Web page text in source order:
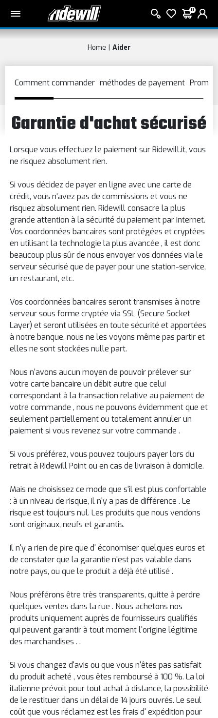
0
Home Aider
Garantie d'achat sécurisé
Lorsque vous effectuez le paiement sur Ridewill.it, vous
ne risquez absolument rien.
Si vous décidez de payer en ligne avec une carte de
crédit, vous n'avez pas de commissions et vous ne
risquez absolument rien. Ridewillconsacre la plus
grande attention à la sécurité du paiement parInternet.
Vos coordonnées bancaires sont protégées etcryptées
en utilisant la technologie la plus avancée , il est donc
beaucoup plus sûr de nous envoyer vos données via le
serveur sécurisé que de payer pour une station-service,
un restaurant, etc.
Vos coordonnées bancaires seront transmises à notre
serveur sous forme cryptée via SSL (Secure Socket
Layer) et serontutilisées en toute sécurité et apportées
à notre banque, nous ne les voyons même pas partir et
elles ne sont stockées nulle part.
Nous n'avons aucun moyen de pouvoir prélever sur
votre carte bancaire un débitautre que celui
correspondant à la transaction relative au paiementde
votre commande , nous ne pouvons évidemmentque et
seulementpartiellement ou totalementannulerun
paiementsi vous revenez survotre commande .
Si vous préférez, vous pouvez toujours payerlors du
retrait à Ridewill Point ou en cas de livraison à domicile.
Mais ne choisissez ce mode que s'il est plus confortable
: à un niveau de risque, il n'y a pas de différence . Le
risque est toujours nul. Les produits que nous vendons
sontoriginaux, neufs et garantis.
Il n'y a rien de pire que d' économiser quelques euros et
de constater que la garantie n'est pas valable dans
notre pays, ou que le produita déjà été utilisé .
Nous préférons être très transparents, quitte à perdre
quelques ventes dans la rue . Nous achetons nos
produits uniquementauprès de fournisseurs qualifiés
qui peuvent garantirà tout momentl'origine légitime
des marchandises . .
Si vous changez d'avis ou que vous n'êtes pas satisfait
du produit acheté , vous êtes remboursé à 100 %. La loi
italienne prévoit pourtout achatà distance, la possibilité
de le restituer dans un délai de 14 jours ouvrés. Le seul
coûtque vous réclamez est les frais d' expédition pour